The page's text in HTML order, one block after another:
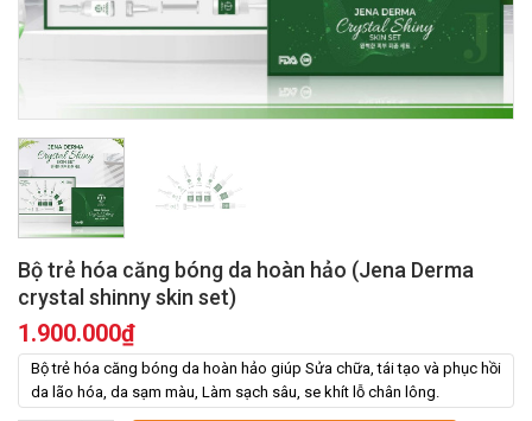
Bộ trẻ hóa căng bóng da hoàn hảo (Jena Derma
crystal shinny skin set)
1.900.000₫
Bộ trẻ hóa căng bóng da hoàn hảo giúp Sửa chữa, tái tạo và phục hồi
da lão hóa, da sạm màu, Làm sạch sâu, se khít lỗ chân lông.